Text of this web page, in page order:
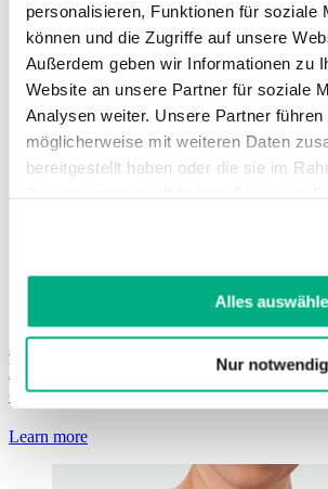
personalisieren, Funktionen für soziale
können und die Zugriffe auf unsere
Außerdem geben wir Informationen zu
Website an unsere Partner für soziale
Analysen weiter. Unsere Partner
möglicherweise mit weiteren Daten
bereitgestellt haben oder die sie im
unsererDatenschutzerklärungund
Alles
Nur
Juzo Lozione Adesiva
Lozione adesiva per un sostegno
compressivi
Learn more